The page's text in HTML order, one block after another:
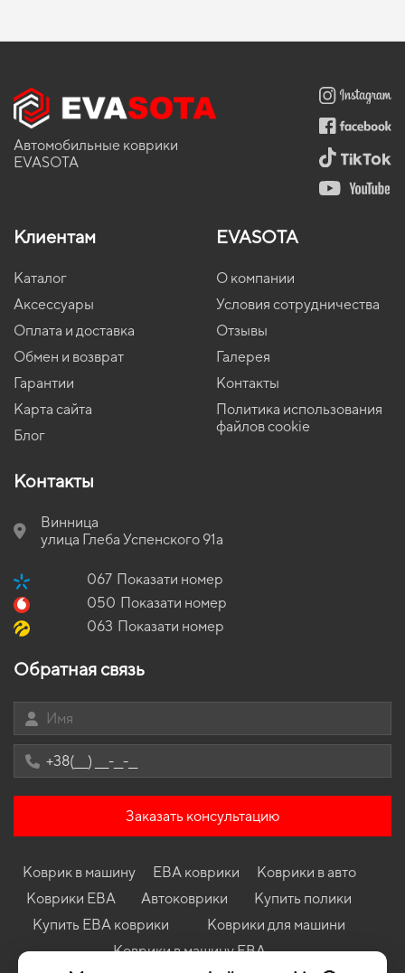
Автомобильные коврики
EVASOTA
Клиентам
Каталог
Аксессуары
Оплата и доставка
Обмен и возврат
Гарантии
Карта сайта
Блог
EVASOTA
О компании
Условия сотрудничества
Отзывы
Галерея
Контакты
Политика использования
файлов cookie
Контакты
Винница
улица Глеба Успенского 91а
067 Показати номер
050 Показати номер
063 Показати номер
Обратная связь
Заказать консультацию
Коврик в машину ЕВА коврики
Коврики в авто
Коврики ЕВА
Автоковрики
Купить полики
Купить ЕВА коврики
Коврики для машини
Коврики в машину ЕВА